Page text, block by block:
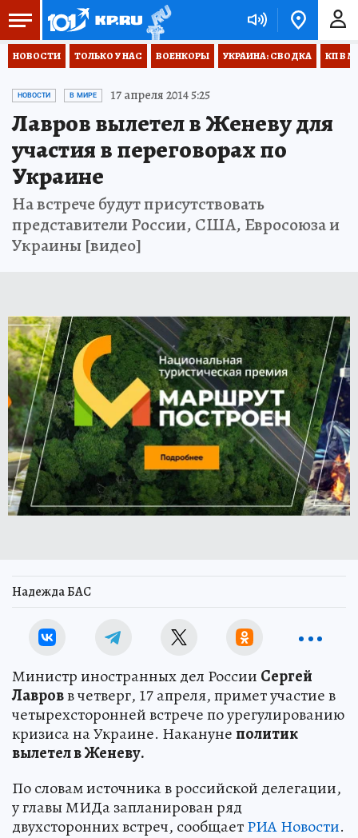
НОВОСТИ ТОЛЬКО У НАС ВОЕНКОРЫ УКРАИНА: СВОДКА КП В
НОВОСТИ В МИРЕ 17 апреля 2014 5:25
Лавров вылетел в Женеву для
участия в переговорах по
Украине
На встрече будут присутствовать
представители России, США, Евросоюза и
Украины [видео]
Надежда БАС
Министр иностранных дел России Сергей
Лавровв четверг, 17 апреля, примет участие в
четырехсторонней встрече по урегулированию
кризиса на Украине. Наканунеполитик
вылетел в Женеву.
По словам источника в российской делегации,
у главы МИДа запланирован ряд
двухсторонних встреч, сообщаетРИА Новости.